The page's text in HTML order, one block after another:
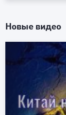
Новые видео